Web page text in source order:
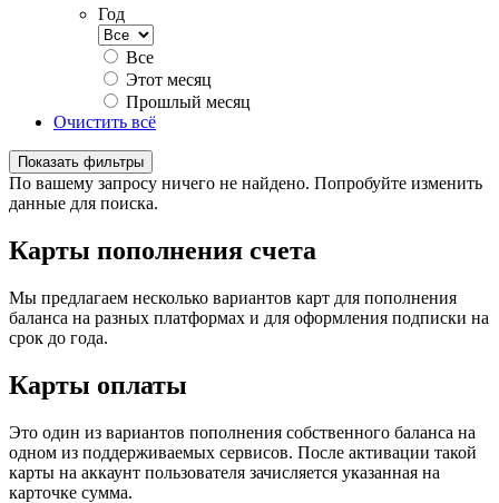
Год
Все
Этот месяц
Прошлый месяц
Очистить всё
Показать фильтры
По вашему запросу ничего не найдено. Попробуйте изменить
данные для поиска.
Карты пополнения счета
Мы предлагаем несколько вариантов карт для пополнения
баланса на разных платформах и для оформления подписки на
срок до года.
Карты оплаты
Это один из вариантов пополнения собственного баланса на
одном из поддерживаемых сервисов. После активации такой
карты на аккаунт пользователя зачисляется указанная на
карточке сумма.